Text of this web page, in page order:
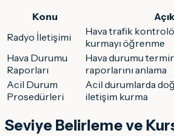
Konu
Radyo İletişimi
Hava trafik
kurmayı öğrenme
Hava Durumu
Raporları
Hava durumu
raporlarını anlama
Acil Durum
Prosedürleri
Acil durumlarda
iletişim kurma
Seviye Belirleme ve